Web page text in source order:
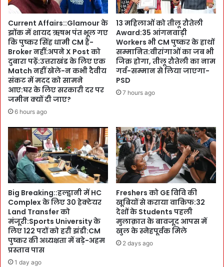
ह
सी
ल
दा
र
-
B
D
O
:
रा
ग
ठ
न
की
S
i
l
v
e
r
J
u
r
:
M
e
t
a
l
W
e
a
e
r
i
n
g
प
र
E
x
p
e
r
Current Affairs::Glamour के
झोंक में शायद ऋषभ पंत भूल गए
कि पुष्कर सिंह धामी CM हैं-
Broker नहीं:अपने X Post को
दुबारा पढ़ें:उत्तराखंड के लिए एक
Match नहीं खेले-न कभी दैवीय
संकट में मदद को सामने
आए:घर के लिए सरकारी दर पर
जमीन क्यों दी जाए?
6 hours ago
13 महिलाओं को तीलू रौतेली
Award:35 आंगनवाड़ी
Workers भी CM पुष्कर के हाथों
सम्मानित:वीरांगाओं का जब भी
जिक्र होगा, तीलू रौतेली का नाम
गर्व-सम्मान से लिया जाएगा-
PSD
7 hours ago
Big Breaking::हल्द्वानी में HC
Complex के लिए 30 हेक्टेयर
Land Transfer को
मंजूरी:Sports University के
लिए 122 पदों को हरी झंडी:CM
पुष्कर की अध्यक्षता में बड़े-अहम
प्रस्ताव पास
1 day ago
Freshers को GE विवि की
खूबियों से कराया वाकिफ:32
देशों के Students पहली
मुलाक़ात के बावजूद आपस में
खुल के स्नेहपूर्वक मिले
2 days ago